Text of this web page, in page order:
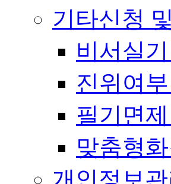
기타신청
비서실
진위여
필기면
맞춤형
개인정보관